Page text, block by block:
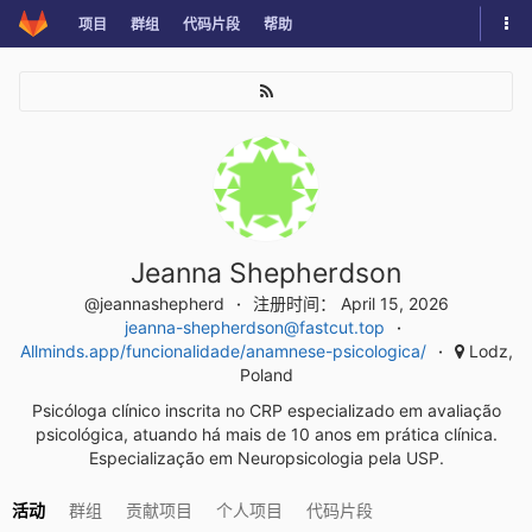
Skip
to
项目 群组 代码片段 帮助
切
换
Jeanna Shepherdson
@jeannashepherd
注册时间： April 15, 2026
jeanna-shepherdson@fastcut.top
Allminds.app/funcionalidade/anamnese-psicologica/
Lodz,
Poland
Psicóloga clínico inscrita no CRP especializado em avaliação
psicológica, atuando há mais de 10 anos em prática clínica.
Especialização em Neuropsicologia pela USP.
活动 群组 贡献项目 个人项目 代码片段